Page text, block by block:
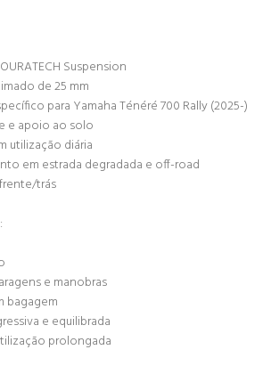
Suspension
de 25 mm
para Yamaha Ténéré 700 Rally (2025-)
e apoio ao solo
utilização diária
em estrada degradada e off-road
trás
e manobras
bagagem
e equilibrada
prolongada